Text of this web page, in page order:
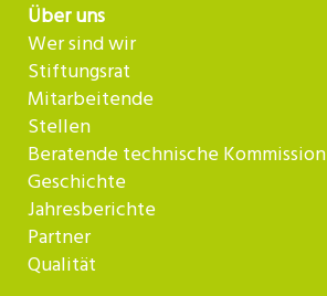
Über uns
Wer sind wir
Stiftungsrat
Mitarbeitende
Stellen
Beratende technische Kommission
Geschichte
Jahresberichte
Partner
Qualität